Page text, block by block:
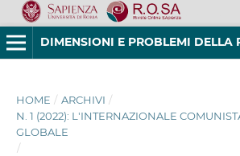
DIMENSIONI E PROBLEMI DELLA
HOME / ARCHIVI /
N. 1 (2022): L'INTERNAZIONALE
GLOBALE
/